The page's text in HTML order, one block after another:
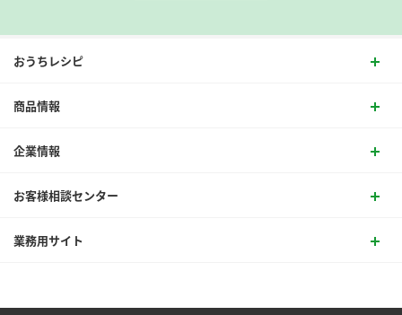
おうちレシピ
商品情報
企業情報
お客様相談センター
業務用サイト